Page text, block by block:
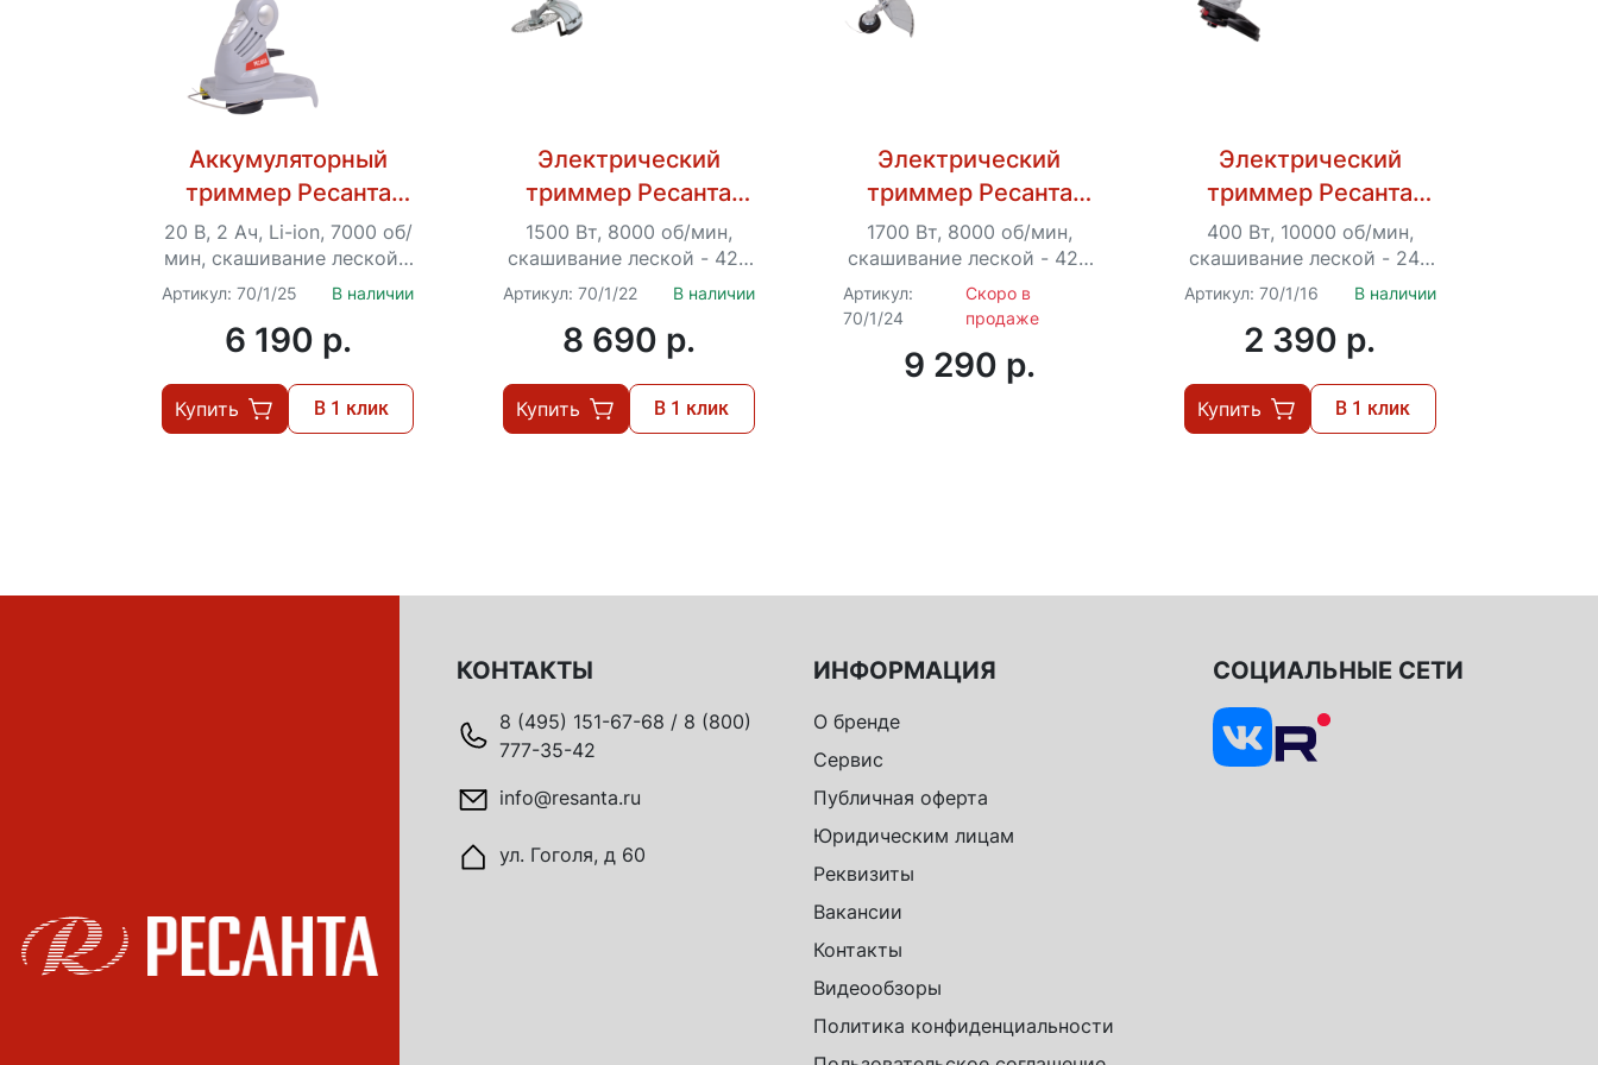
Аккумуляторный
триммер Ресанта
ЭТ-20-2ЛИ
20 В, 2 Ач, Li-ion, 7000 об/
мин, скашивание леской -
28 cм, Ø – 1.2 мм, ЕА+
Артикул: 70/1/25 В наличии
6 190 p.
Купить В 1 клик
Электрический
триммер Ресанта
ЭТ-1500НВ
1500 Вт, 8000 об/мин,
скашивание леской - 420
мм, ножом - 255 мм, Ø –
2 мм, плавный пуск,...
Артикул: 70/1/22 В наличии
8 690 p.
Купить В 1 клик
Электрический
триммер Ресанта
ЭТ-1700НВ
1700 Вт, 8000 об/мин,
скашивание леской - 420
мм, ножом - 255 мм, Ø –
2 мм, плавный пуск,...
Артикул:
70/1/24
Скоро в
продаже
9 290 p.
Электрический
триммер Ресанта
ЭТ-450
400 Вт, 10000 об/мин,
скашивание леской - 240
мм, Ø – 1.2 мм, 1.4 кг
Артикул: 70/1/16 В наличии
2 390 p.
Купить В 1 клик
КОНТАКТЫ
8 (495) 151-67-68 / 8 (800)
777-35-42
info@resanta.ru
ул. Гоголя, д 60
ИНФОРМАЦИЯ
О бренде
Сервис
Публичная оферта
Юридическим лицам
Реквизиты
Вакансии
Контакты
Видеообзоры
Политика конфиденциальности
СОЦИАЛЬНЫЕ СЕТИ